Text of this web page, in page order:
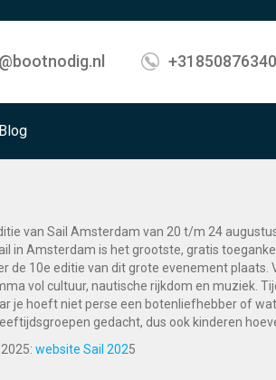
+31850876340
Blog
van Sail Amsterdam van 20 t/m 24
in Amsterdam is het grootste, gratis
de 10e editie van dit grote evenement
vol cultuur, nautische rijkdom en muziek.
je hoeft niet perse een botenliefhebber of
gedacht, dus ook kinderen
website Sail 2025